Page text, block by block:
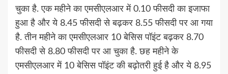
चुका है. एक महीने का एमसीएलआर में 0.10 फीसदी का इजाफा
हुआ है और ये 8.45 फीसदी से बढ़कर 8.55 फीसदी पर आ गया
है. तीन महीने का एमसीएलआर 10 बेसिस पॉइंट बढ़कर 8.70
फीसदी से 8.80 फीसदी पर आ चुका है. छह महीने के
एमसीएलआर में 10 बेसिस पॉइंट की बढ़ोतरी हुई है और ये 8.95